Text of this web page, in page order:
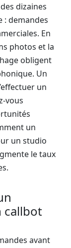
dizaines
: demandes
En
photos et la
obligent
Un
un
un
un studio
le taux
callbot
avant